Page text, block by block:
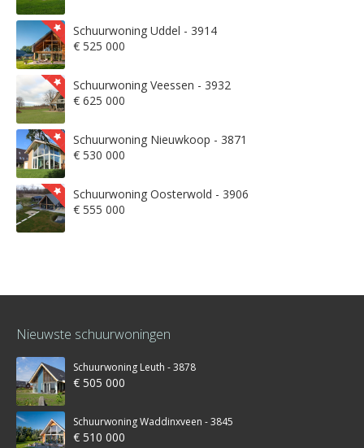
Schuurwoning Uddel - 3914
€ 525 000
Schuurwoning Veessen - 3932
€ 625 000
Schuurwoning Nieuwkoop - 3871
€ 530 000
Schuurwoning Oosterwold - 3906
€ 555 000
Nieuwste schuurwoningen
Schuurwoning Leuth - 3878
€ 505 000
Schuurwoning Waddinxveen - 3845
€ 510 000